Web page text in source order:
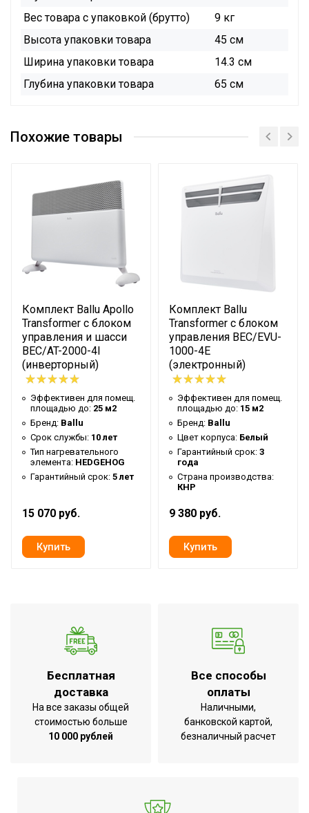
Вес товара с упаковкой (брутто)
9 кг
Высота упаковки товара
45 см
Ширина упаковки товара
14.3 см
Глубина упаковки товара
65 см
Сертификат
Сертификат
Каталог
Похожие товары
Комплект Ballu Apollo
Transformer с блоком
управления и шасси
BEC/AT-2000-4I
(инверторный)
Эффективен для помещ.
площадью до: 25 м2
Бренд: Ballu
Срок службы: 10 лет
Тип нагревательного
элемента: HEDGEHOG
Гарантийный срок: 5 лет
15 070 руб.
Комплект Ballu
Transformer с блоком
управления BEC/EVU-
1000-4E
(электронный)
Эффективен для помещ.
площадью до: 15 м2
Бренд: Ballu
Цвет корпуса: Белый
Гарантийный срок: 3
года
Страна производства:
КНР
9 380 руб.
Бесплатная
доставка
На все заказы общей
стоимостью больше
10 000 рублей
Все способы
оплаты
Наличными,
банковской картой,
безналичный расчет